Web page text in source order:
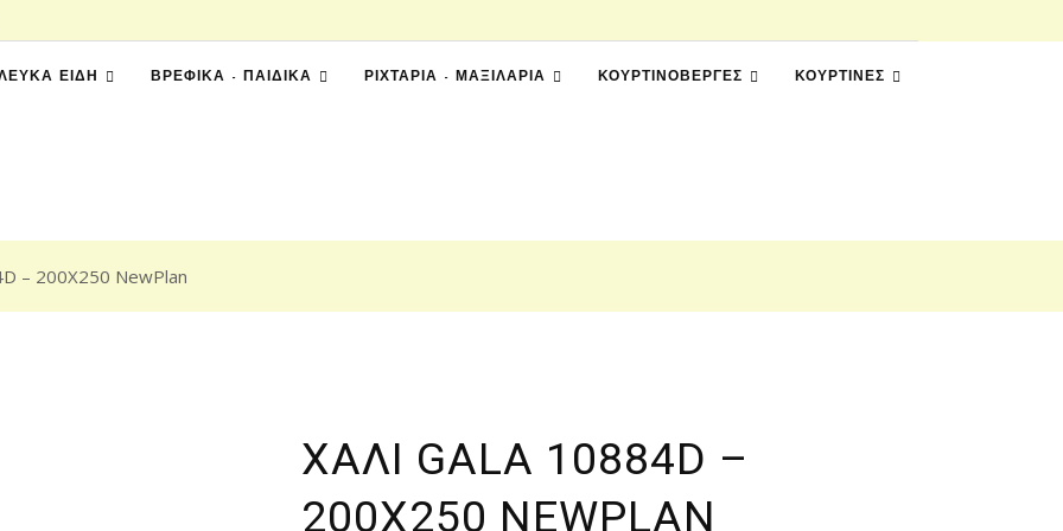
ΕΊΔΗ ΒΡΕΦΙΚΆ - ΠΑΙΔΙΚΆ ΡΙΧΤΆΡΙΑ - ΜΑΞΙΛΆΡΙΑ ΚΟΥΡΤΙΝΌΒΕΡΓΕΣ ΚΟΥΡΤΊΝΕΣ
– 200X250 NewPlan
ΧΑΛΙ GALA 10884D –
200X250 NEWPLAN